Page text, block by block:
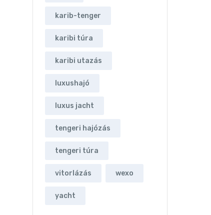
karib-tenger
karibi túra
karibi utazás
luxushajó
luxus jacht
tengeri hajózás
tengeri túra
vitorlázás wexo
yacht